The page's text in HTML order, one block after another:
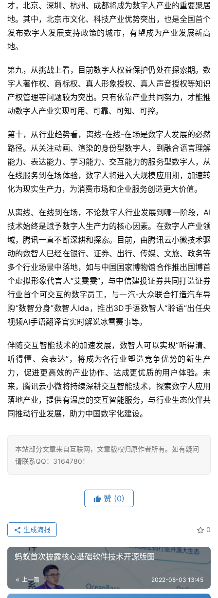
人
工
智
能
深
度
学
习
云
计
算
未
医
疗
智
能
驾
驶
智
慧
市
更
多
内
容
登录 注册
才，北京、深圳、杭州、成都将成为数字人产业的重要聚居
地。其中，北京市文化、科技产业优势突出，也是全国首个
发布数字人发展支持政策的城市，有望成为产业发展新高
地。
第九，从挑战上看，目前数字人权益保护仍处在探索期。数
字人著作权、商标权、真人形象授权、真人声音授权等知识
产权管理等问题较为突出。只有依靠产业共同努力，才能推
动数字人产业实现可用、可靠、可知、可控。
第十，从行业趋势看，离线-在线-在场是数字人发展的必然
路径。从关注动画、渲染的身份型数字人，到融合语言理解
能力、表达能力、学习能力、交互能力的服务型数字人，从
在线服务到在场体验，数字人将进入大规模应用期，加速转
化为现实生产力，为消费市场和企业服务创造更大价值。
从离线、在线到在场，不论数字人行业发展到哪一阶段，AI
技术始终是赋予数字人生产力的核心因素。在数字人产业领
域，腾讯一直不断深耕和探索。目前，由腾讯云小微技术驱
动的数智人已经在银行、证券、出行、传媒、文旅、政务等
多个行业场景中落地，如与中国国家博物馆合作推出国博首
个虚拟形象代言人“艾雯雯”，与中信建投证券共同打造证券
行业首个可交互的数字员工，与一汽-大众联合打造汽车导
购“数智分身”数智人Ida，推出3D手语数智人“聆语”出任央
视频AI手语翻译官实时解说冰雪赛事等。
伴随交互智能技术的加速发展，数智人可以实现“听得清、
听得懂、会表达”，将成为各行业塑造竞争优势的新生产
力，促进更高效的产业协作、达成更优质的用户体验。未
来，腾讯云小微将持续深耕交互智能技术，探索数字人应用
落地产业，提供有温度的交互智能服务，与行业生态伙伴共
同推动行业发展，助力中国数字化建设。
本站部分文章来自互联网，文章版权归原作者所有。如有疑问
请联系QQ：3164780！
赞 (0)
0
生成海报
蚂蚁首次披露核心基础软件技术开源版图
上一篇 2022-08-03 13:45